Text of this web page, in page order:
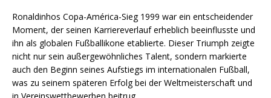
Ronaldinhos Copa-América-Sieg 1999 war ein entscheidender
Moment, der seinen Karriereverlauf erheblich beeinflusste und
ihn als globalen Fußballikone etablierte. Dieser Triumph zeigte
nicht nur sein außergewöhnliches Talent, sondern markierte
auch den Beginn seines Aufstiegs im internationalen Fußball,
was zu seinem späteren Erfolg bei der Weltmeisterschaft und